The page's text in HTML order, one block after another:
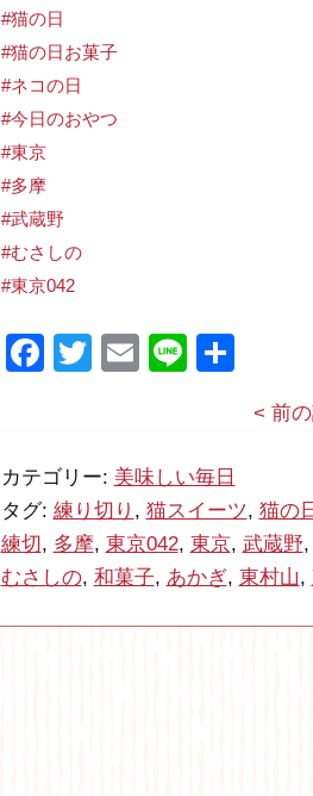
#猫の日
#猫の日お菓子
#ネコの日
#今日のおやつ
#東京
#多摩
#武蔵野
#むさしの
#東京042
Facebook
TwitterEmail
Line
< 前
カテゴリー: 美味しい毎日
タグ: 練り切り , 猫スイーツ, 猫の
練切 , 多摩, 東京042, 東京, 武蔵野,
むさしの, 和菓子, あかぎ, 東村山,